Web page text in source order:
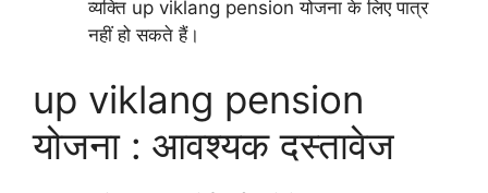
व्यक्ति up viklang pension योजना के लिए पात्र
नहीं हो सकते हैं।
up viklang pension
योजना : आवश्यक दस्तावेज